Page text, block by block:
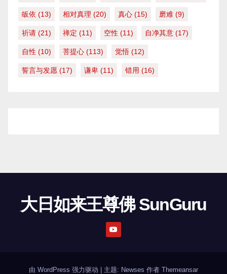
皈依 (13) 相对真理 (20) 真心 (15) 磨难 (9)
祈请 (21) 禅定 (11) 空性 (11) 自净其意 (17)
自性 (10) 菩提心 (113) 觉悟 (12)
誓言与发愿 (17) 谦卑 (11) 错用 (16)
大日如来王尊佛 SunGuru
由 WordPress 强力驱动 主题: Newses 作者 Themeansar